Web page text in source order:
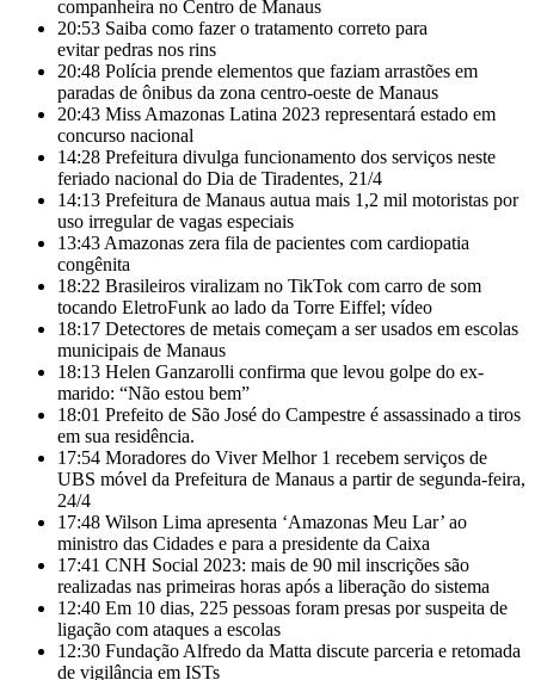
companheira no Centro de Manaus
20:53 Saiba como fazer o tratamento correto para
evitar pedras nos rins
20:48 Polícia prende elementos que faziam arrastões em
paradas de ônibus da zona centro-oeste de Manaus
20:43 Miss Amazonas Latina 2023 representará estado em
concurso nacional
14:28 Prefeitura divulga funcionamento dos serviços neste
feriado nacional do Dia de Tiradentes, 21/4
14:13 Prefeitura de Manaus autua mais 1,2 mil motoristas por
uso irregular de vagas especiais
13:43 Amazonas zera fila de pacientes com cardiopatia
congênita
18:22 Brasileiros viralizam no TikTok com carro de som
tocando EletroFunk ao lado da Torre Eiffel; vídeo
18:17 Detectores de metais começam a ser usados em escolas
municipais de Manaus
18:13 Helen Ganzarolli confirma que levou golpe do ex-
marido: “Não estou bem”
18:01 Prefeito de São José do Campestre é assassinado a tiros
em sua residência.
17:54 Moradores do Viver Melhor 1 recebem serviços de
UBS móvel da Prefeitura de Manaus a partir de segunda-feira,
24/4
17:48 Wilson Lima apresenta ‘Amazonas Meu Lar’ ao
ministro das Cidades e para a presidente da Caixa
17:41 CNH Social 2023: mais de 90 mil inscrições são
realizadas nas primeiras horas após a liberação do sistema
12:40 Em 10 dias, 225 pessoas foram presas por suspeita de
ligação com ataques a escolas
12:30 Fundação Alfredo da Matta discute parceria e retomada
de vigilância em ISTs